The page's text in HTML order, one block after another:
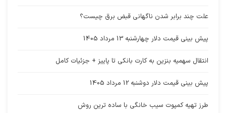
علت چند برابر شدن ناگهانی قبض برق چیست؟
پیش بینی قیمت دلار چهارشنبه 13 مرداد 1405
انتقال سهمیه بنزین به کارت بانکی تا پاییز + جزئیات کامل
پیش بینی قیمت دلار دوشنبه 12 مرداد 1405
طرز تهیه کمپوت سیب خانگی با ساده ترین روش